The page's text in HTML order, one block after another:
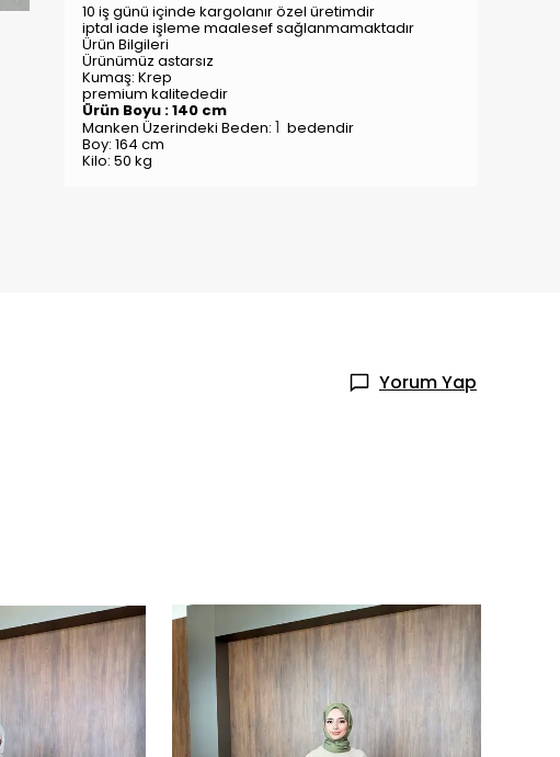
10 iş günü içinde kargolanır özel üretimdir
iptal iade işleme maalesef sağlanmamaktadır
Ürün Bilgileri
Ürünümüz astarsız
Kumaş: Krep
premium kalitededir
Ürün Boyu : 140 cm
Manken Üzerindeki Beden: 1 bedendir
Boy: 164 cm
Kilo: 50 kg
Yorum Yap